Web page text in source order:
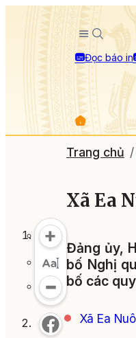
Đọc báo in
Trang chủ
Xã Ea
Đảng ủy,
bố Nghị
bố các
Xã Ea